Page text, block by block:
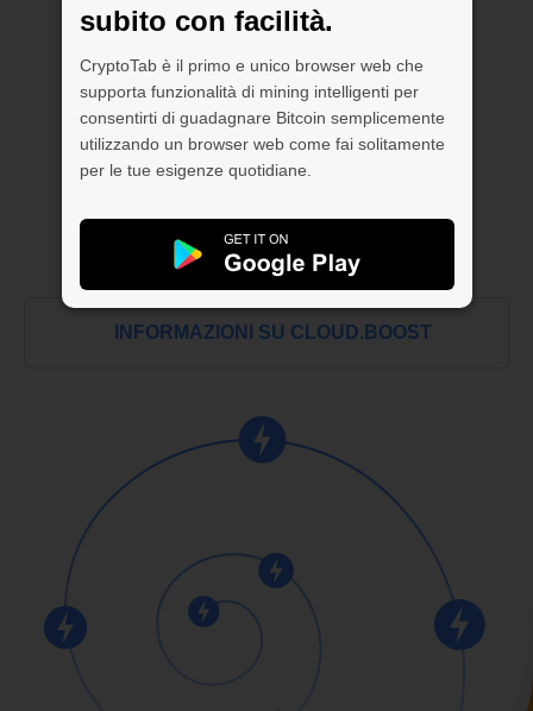
subito con facilità.
CryptoTab è il primo e unico browser web che
supporta funzionalità di mining intelligenti per
consentirti di guadagnare Bitcoin semplicemente
utilizzando un browser web come fai solitamente
per le tue esigenze quotidiane.
INFORMAZIONI SU CLOUD.BOOST